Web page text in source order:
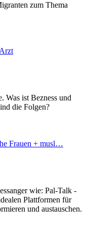
zum Thema
Was ist Bezness und
die Folgen?
Frauen + musl…
wie: Pal-Talk -
Plattformen für
und austauschen.